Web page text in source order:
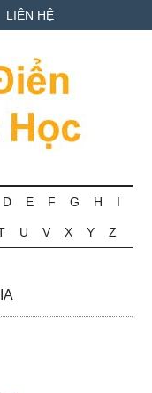
LIÊN HỆ
D E F G H I
U V X Y Z